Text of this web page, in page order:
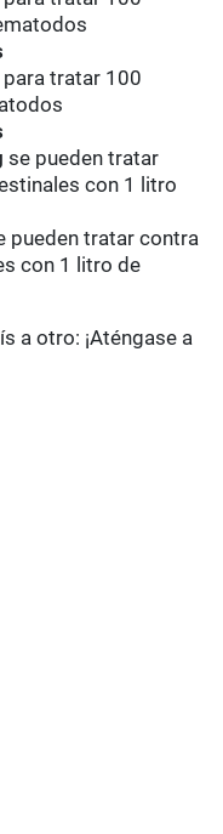
tratar 100
se pueden tratar
con 1 litro
pueden tratar contra
con 1 litro de
a otro: ¡Aténgase a